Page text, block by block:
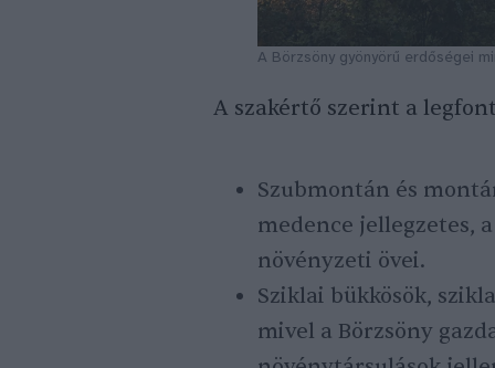
A Börzsöny gyönyörű erdőségei
A szakértő szerint a
Szubmontán és
medence jellegzetes,
növényzeti övei.
Sziklai bükkösök,
mivel a Börzsöny